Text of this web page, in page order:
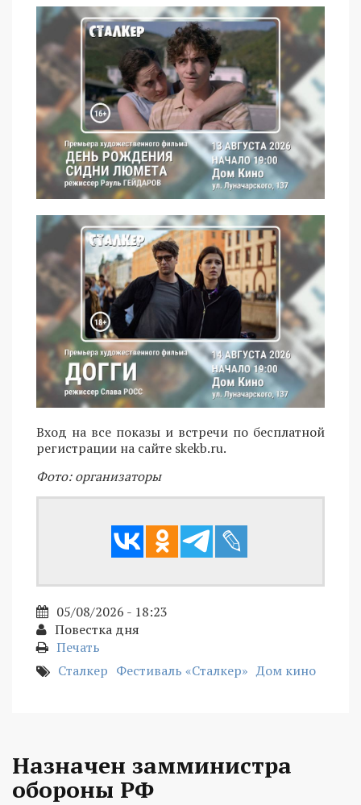
Вход на все показы и встречи по бесплатной
регистрации на сайте skekb.ru.
Фото: организаторы
05/08/2026 - 18:23
Повестка дня
Печать
Сталкер Фестиваль «Сталкер» Дом кино
Назначен замминистра
обороны РФ